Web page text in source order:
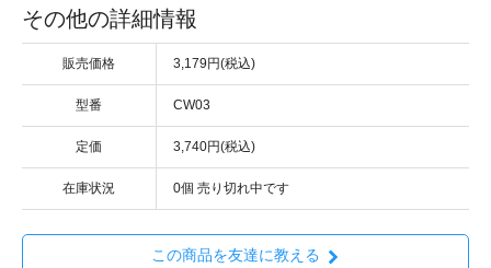
その他の詳細情報
販売価格 3,179円(税込)
型番 CW03
定価 3,740円(税込)
在庫状況 0個 売り切れ中です
この商品を友達に教える